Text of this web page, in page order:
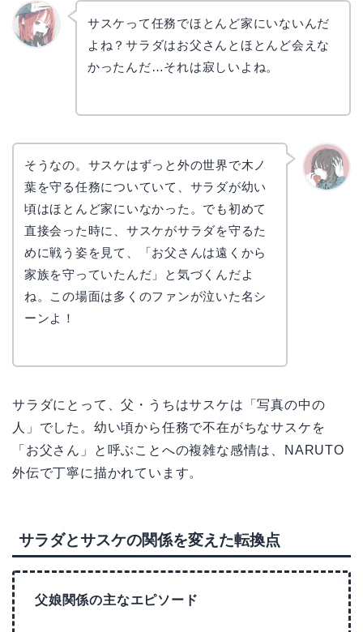
サスケって任務でほとんど家にいないんだ
よね？サラダはお父さんとほとんど会えな
かったんだ…それは寂しいよね。
そうなの。サスケはずっと外の世界で木ノ
葉を守る任務についていて、サラダが幼い
頃はほとんど家にいなかった。でも初めて
直接会った時に、サスケがサラダを守るた
めに戦う姿を見て、「お父さんは遠くから
家族を守っていたんだ」と気づくんだよ
ね。この場面は多くのファンが泣いた名シ
ーンよ！
サラダにとって、父・うちはサスケは「写真の中の
人」でした。幼い頃から任務で不在がちなサスケを
「お父さん」と呼ぶことへの複雑な感情は、NARUTO
外伝で丁寧に描かれています。
サラダとサスケの関係を変えた転換点
父娘関係の主なエピソード